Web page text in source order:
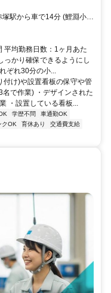
駅から車で14分 (鯉淵小ス
1万円)
平均勤務日数：1ヶ月あた
っかり確保できるようにし
ぞれ30分の小...
付け)や設置看板の保守や管
で作業) ・デザインされた
・設置している看板...
学歴不問
車通勤OK
クOK 育休あり
交通費支給